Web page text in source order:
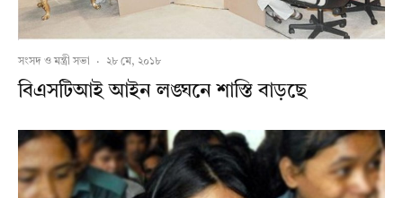
সংসদ ও মন্ত্রী সভা · ২৮ মে, ২০১৮
বিএসটিআই আইন লঙ্ঘনে শাস্তি বাড়ছে